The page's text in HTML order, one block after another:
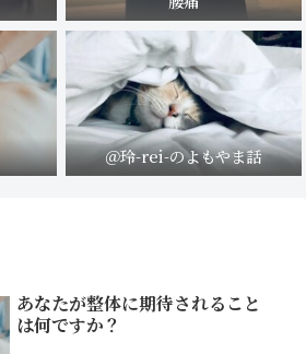
＠玲-rei-のよもやま話
あなたが整体に期待されること
は何ですか？